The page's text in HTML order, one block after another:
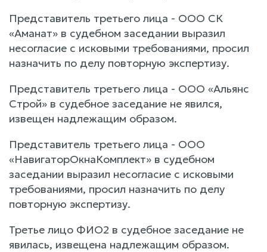
Представитель третьего лица - ООО СК
«Аманат» в судебном заседании выразил
несогласие с исковыми требованиями, просил
назначить по делу повторную экспертизу.
Представитель третьего лица - ООО «Альянс
Строй» в судебное заседание не явился,
извещен надлежащим образом.
Представитель третьего лица - ООО
«НавигаторОкнаКомплект» в судебном
заседании выразил несогласие с исковыми
требованиями, просил назначить по делу
повторную экспертизу.
Третье лицо ФИО2 в судебное заседание не
явилась, извещена надлежащим образом.